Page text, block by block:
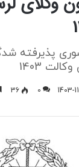
پذیرفته
1403
1403-
0
36